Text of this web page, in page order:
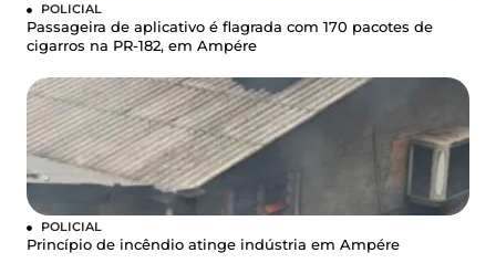
POLICIAL
Passageira de aplicativo é flagrada com 170 pacotes de
cigarros na PR-182, em Ampére
POLICIAL
Princípio de incêndio atinge indústria em Ampére